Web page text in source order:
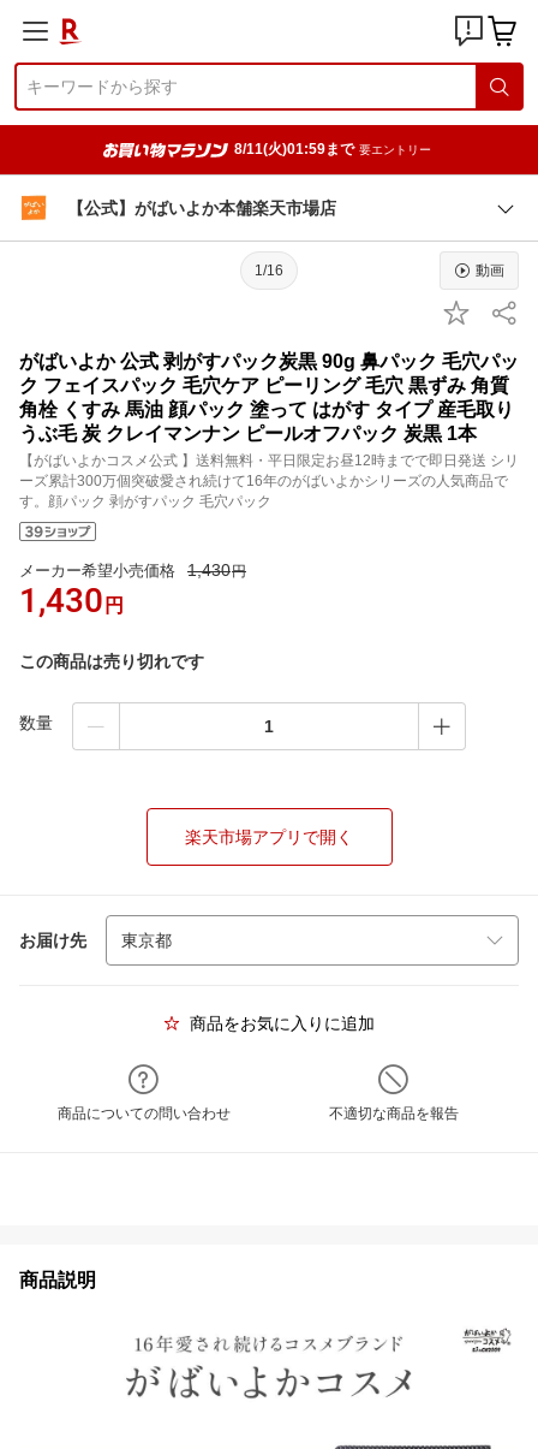
8/11(火)01:59まで 要エントリー
【公式】がばいよか本舗楽天市場店
1/16 動画
がばいよか 公式 剥がすパック炭黒 90g 鼻パック 毛穴パッ
ク フェイスパック 毛穴ケア ピーリング 毛穴 黒ずみ 角質
角栓 くすみ 馬油 顔パック 塗って はがす タイプ 産毛取り
うぶ毛 炭 クレイマンナン ピールオフパック 炭黒 1本
【がばいよかコスメ公式 】送料無料・平日限定お昼12時までで即日発送 シリ
ーズ累計300万個突破愛され続けて16年のがばいよかシリーズの人気商品で
す。顔パック 剥がすパック 毛穴パック
メーカー希望小売価格 1,430円
1,430 円
この商品は売り切れです
数量
楽天市場アプリで開く
お届け先
商品をお気に入りに追加
商品についての問い合わせ 不適切な商品を報告
商品説明